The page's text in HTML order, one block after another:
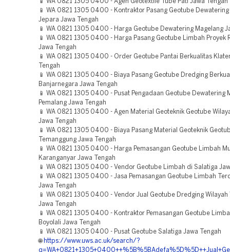
📱 WA 0821 1305 0400 - Agen Geotextile Tube Pati Jawa Tengah
📱 WA 0821 1305 0400 - Kontraktor Pasang Geotube Dewatering
Jepara Jawa Tengah
📱 WA 0821 1305 0400 - Harga Geotube Dewatering Magelang
📱 WA 0821 1305 0400 - Harga Pasang Geotube Limbah Proyek
Jawa Tengah
📱 WA 0821 1305 0400 - Order Geotube Pantai Berkualitas
Tengah
📱 WA 0821 1305 0400 - Biaya Pasang Geotube Dredging
Banjarnegara Jawa Tengah
📱 WA 0821 1305 0400 - Pusat Pengadaan Geotube Dewatering
Pemalang Jawa Tengah
📱 WA 0821 1305 0400 - Agen Material Geoteknik Geotube
Jawa Tengah
📱 WA 0821 1305 0400 - Biaya Pasang Material Geoteknik
Temanggung Jawa Tengah
📱 WA 0821 1305 0400 - Harga Pemasangan Geotube Limbah
Karanganyar Jawa Tengah
📱 WA 0821 1305 0400 - Vendor Geotube Limbah di Salatiga
📱 WA 0821 1305 0400 - Jasa Pemasangan Geotube Limbah
Jawa Tengah
📱 WA 0821 1305 0400 - Vendor Jual Geotube Dredging Wilayah
Jawa Tengah
📱 WA 0821 1305 0400 - Kontraktor Pemasangan Geotube
Boyolali Jawa Tengah
📱 WA 0821 1305 0400 - Pusat Geotube Salatiga Jawa Tengah
🌐 https://www.uws.ac.uk/search/?